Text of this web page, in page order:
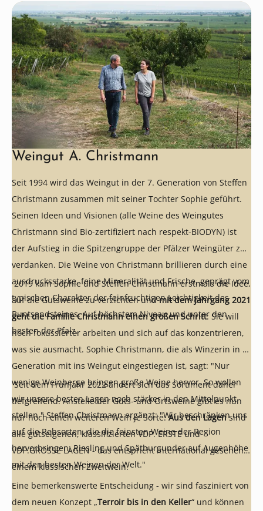
Weingut A. Christmann
Seit 1994 wird das Weingut in der 7. Generation von Steffen
Christmann zusammen mit seiner Tochter Sophie geführt.
Seinen Ideen und Visionen (alle Weine des Weingutes
Christmann sind Bio-zertifiziert nach respekt-BIODYN) ist
der Aufstieg in die Spitzengruppe der Pfälzer Weingüter zu
verdanken. Die Weine von Christmann brillieren durch eine
ausdrucksstarke, feine Mineralität und Frische, geprägt vom
typischen Charakter der feinfruchtigen Leichtigkeit des
Buntsandsteines. Auf höchstem Niveau und unter den
besten der Pfalz.
2019 kam Sophie und Steffen Christmann erstmals die Idee,
auf die Gutsweine zu verzichten undmit dem Jahrgang 2021
geht die Familie Christmann einen großen Schritt: Sie will
noch fokussierter arbeiten und sich auf das konzentrieren,
was sie ausmacht. Sophie Christmann, die als Winzerin in 8.
Generation mit ins Weingut eingestiegen ist, sagt: "Nur
wenige Weinberge bringen große Weine hervor. So wollen
wir unsere besten Lagen noch stärker in den Mittelpunkt
stellen." Steffen Christmann ergänzt: "Wir beschränken uns
auf die Rebsorten, die die feinsten Weine der Region
hervorbringen: Riesling und Spätburgunder auf Augenhöhe
mit den besten Weinen der Welt."
Seit dem Frühjahr 2022 ändert sich das Sortiment daher
tiefgreifend. Anstelle der Guts- und Ortsweine gibt es nun
nur noch einen weiteren Wein je Sorte.Aus den Lagensind
alle gutseigenen, klassifizierten VDP. ERSTE und
VDP.GROSSE LAGEN - das entspricht international gesehen
einem klassischen Zweitwein.
Eine bemerkenswerte Entscheidung - wir sind fasziniert von
dem neuen Konzept „Terroir bis in den Keller“ und können